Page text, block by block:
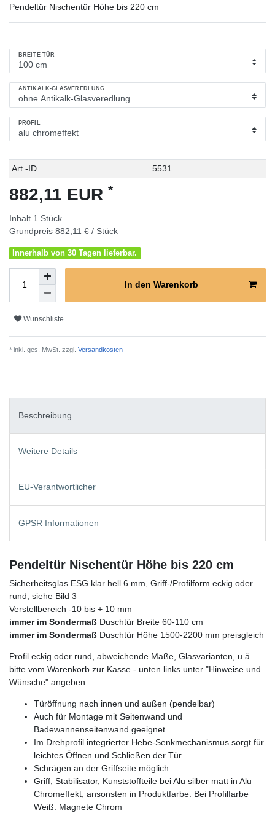
Pendeltür Nischentür Höhe bis 220 cm
BREITE TÜR
ANTIKALK-GLASVEREDLUNG
PROFIL
Technisches
Wert
Art.-ID 5531
882,11 EUR *
Inhalt 1 Stück
Grundpreis 882,11 € / Stück
Innerhalb von 30 Tagen lieferbar.
In den Warenkorb
Wunschliste
* inkl. ges. MwSt. zzgl. Versandkosten
Beschreibung
Weitere Details
EU-Verantwortlicher
GPSR Informationen
Pendeltür Nischentür Höhe bis 220 cm
Sicherheitsglas ESG klar hell 6 mm, Griff-/Profilform eckig oder
rund, siehe Bild 3
Verstellbereich -10 bis + 10 mm
immer im Sondermaß Duschtür Breite 60-110 cm
immer im Sondermaß Duschtür Höhe 1500-2200 mm preisgleich
Profil eckig oder rund, abweichende Maße, Glasvarianten, u.ä.
bitte vom Warenkorb zur Kasse - unten links unter "Hinweise und
Wünsche" angeben
Türöffnung nach innen und außen (pendelbar)
Auch für Montage mit Seitenwand und
Badewannenseitenwand geeignet.
Im Drehprofil integrierter Hebe-Senkmechanismus sorgt für
leichtes Öffnen und Schließen der Tür
Schrägen an der Griffseite möglich.
Griff, Stabilisator, Kunststoffteile bei Alu silber matt in Alu
Chromeffekt, ansonsten in Produktfarbe. Bei Profilfarbe
Weiß: Magnete Chrom